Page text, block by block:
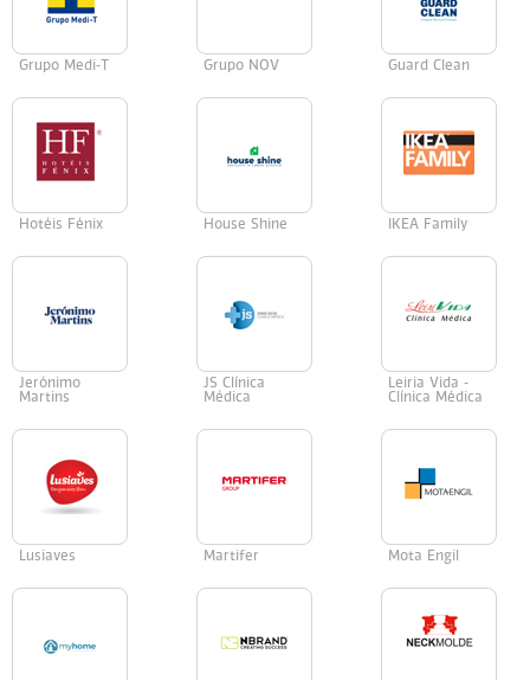
Grupo Medi-T Grupo NOV Guard Clean
Hotéis Fénix House Shine IKEA Family
Jerónimo
Martins
JS Clínica
Médica
Leiria Vida -
Clínica Médica
Lusiaves Martifer Mota Engil